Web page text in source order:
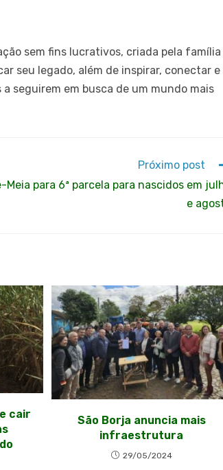
sem fins lucrativos, criada pela família
seu legado, além de inspirar, conectar e
seguirem em busca de um mundo mais
Próximo post
Meia para 6ª parcela para nascidos em
e
cair
São Borja anuncia mais
infraestrutura
29/05/2024